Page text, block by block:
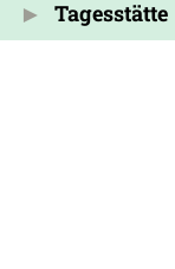
Tagesstätte